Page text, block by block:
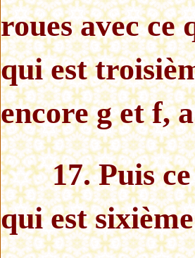
roues avec ce
qui est
encore g et f,
17. Puis
qui est